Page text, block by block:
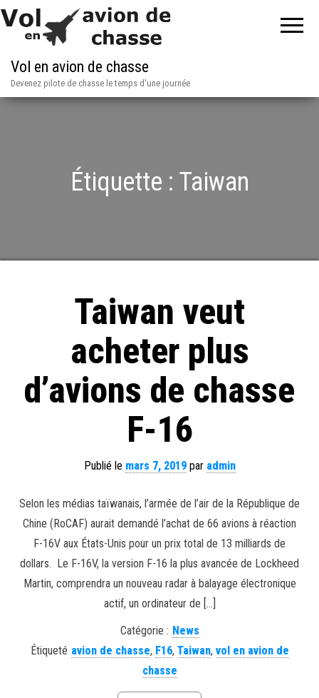
Vol en avion de chasse
Devenez pilote de chasse le temps d'une journée
Étiquette : Taiwan
Taiwan veut
acheter plus
d’avions de chasse
F-16
Publié le mars 7, 2019par admin
Selon les médias taïwanais, l’armée de l’air de la République de
Chine (RoCAF) aurait demandé l’achat de 66 avions à réaction
F-16V aux États-Unis pour un prix total de 13 milliards de
dollars. Le F-16V, la version F-16 la plus avancée de Lockheed
Martin, comprendra un nouveau radar à balayage électronique
actif, un ordinateur de […]
Catégorie : News
Étiqueté avion de chasse, F16, Taiwan, vol en avion de
chasse